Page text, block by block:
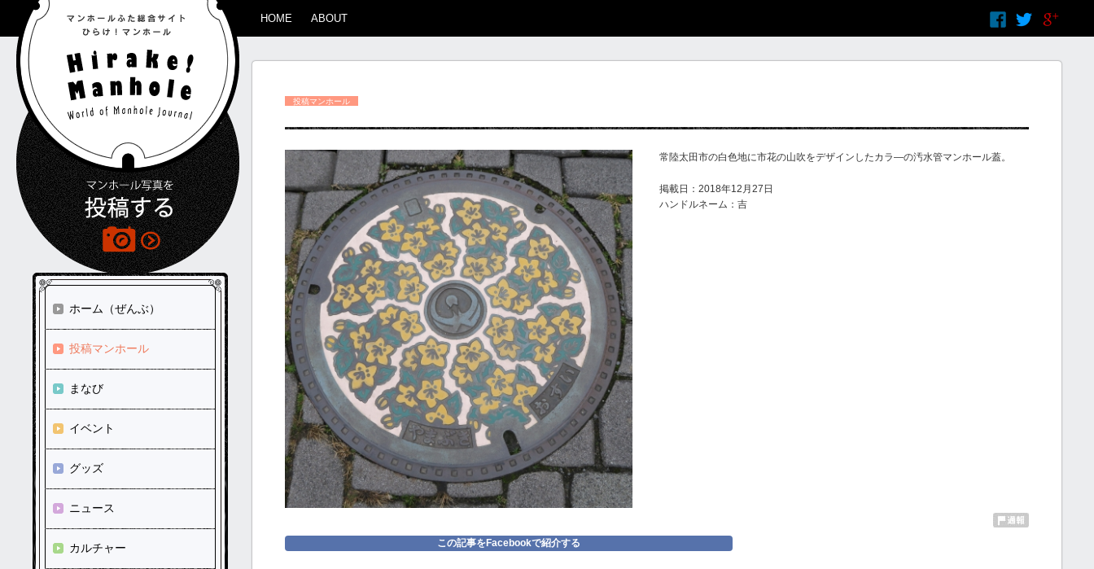
HOME ABOUT
ホーム（ぜんぶ）
投稿マンホール
まなび
イベント
グッズ
ニュース
カルチャー
投稿マンホール
常陸太田市の白色地に市花の山吹をデザインしたカラ―の汚水管マンホール蓋。
掲載日：2018年12月27日
ハンドルネーム：吉
この記事をFacebookで紹介する